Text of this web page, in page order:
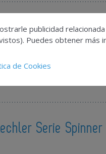
Centro de AEFI.
Serie Spinner
publicidad
Puedes obtener más
de Cookies